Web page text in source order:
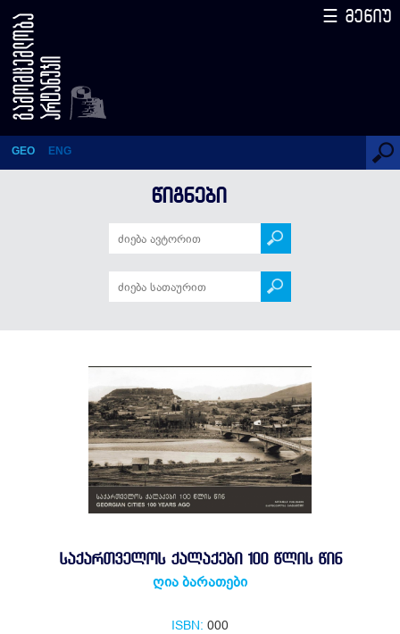
საქართველოს ქალაქები 100
წლის წინ
GEO ENG
☰ მენიუ
ᲬᲘᲒᲜᲔᲑᲘ
ᲡᲐᲥᲐᲠᲗᲕᲔᲚᲝᲡ ᲥᲐᲚᲐᲥᲔᲑᲘ 100 ᲬᲚᲘᲡ ᲬᲘᲜ
ღია ბარათები
ISBN: 000